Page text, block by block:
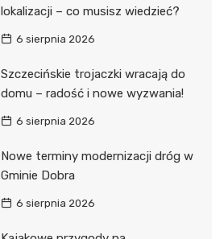
lokalizacji – co musisz wiedzieć?
6 sierpnia 2026
Szczecińskie trojaczki wracają do
domu – radość i nowe wyzwania!
6 sierpnia 2026
Nowe terminy modernizacji dróg w
Gminie Dobra
6 sierpnia 2026